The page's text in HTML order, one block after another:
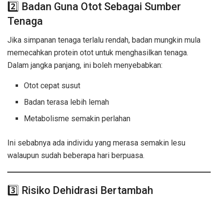
2️⃣ Badan Guna Otot Sebagai Sumber
Tenaga
Jika simpanan tenaga terlalu rendah, badan mungkin mula
memecahkan protein otot untuk menghasilkan tenaga.
Dalam jangka panjang, ini boleh menyebabkan:
Otot cepat susut
Badan terasa lebih lemah
Metabolisme semakin perlahan
Ini sebabnya ada individu yang merasa semakin lesu
walaupun sudah beberapa hari berpuasa.
3️⃣ Risiko Dehidrasi Bertambah